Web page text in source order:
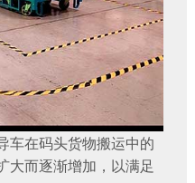
车在码头货物搬运中的
大而逐渐增加，以满足